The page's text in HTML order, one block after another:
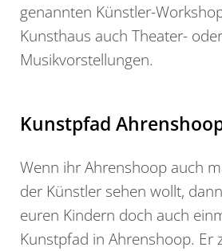
genannten Künstler-
Kunsthaus auch Theater- oder
Musikvorstellungen.
Kunstpfad
Wenn ihr Ahrenshoop auch
der Künstler sehen wollt,
euren Kindern doch auch
Kunstpfad in Ahrenshoop. Er